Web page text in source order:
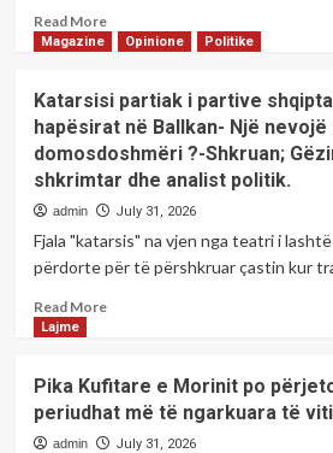
Daut
Mustafa”
Prizren,
z.
Osman
Hajdari,
i
tij.
Behxhet
–
BAJGORA
Read MoreRead
more
e
vdekur
një
grua
te
e
Fshejt’
Xerxe
Magazine Opinione Politike
Katarsisi partiak i partive
hapësirat në Ballkan- Një nevojë
domosdoshmëri ?-Shkruan;
shkrimtar dhe analist politik.
admin July 31, 2026
Fjala "katarsis" na vjen nga teatri i
përdorte për të përshkruar çastin kur
Read MoreRead
partiak
i
partive
Lajme
Pika Kufitare e Morinit po
periudhat më të ngarkuara të
admin July 31, 2026